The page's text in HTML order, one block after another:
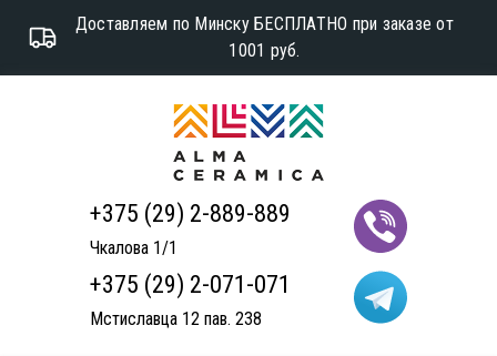
Доставляем по Минску БЕСПЛАТНО при заказе от
1001 руб.
+375 (29) 2-889-889
Чкалова 1/1
+375 (29) 2-071-071
Мстиславца 12 пав. 238